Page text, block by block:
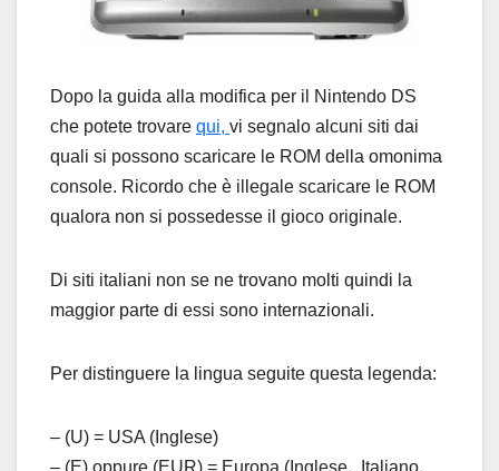
Dopo la guida alla modifica per il Nintendo DS
che potete trovare qui, vi segnalo alcuni siti dai
quali si possono scaricare le ROM della omonima
console. Ricordo che è illegale scaricare le ROM
qualora non si possedesse il gioco originale.
Di siti italiani non se ne trovano molti quindi la
maggior parte di essi sono internazionali.
Per distinguere la lingua seguite questa legenda:
– (U) = USA (Inglese)